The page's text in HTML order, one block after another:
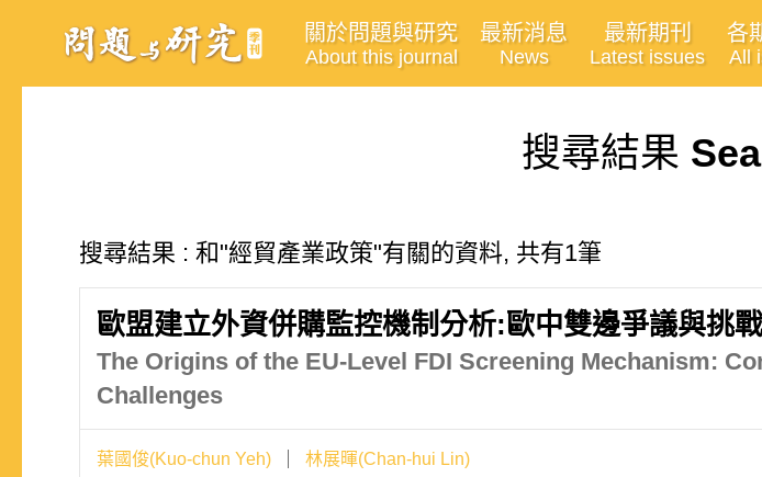
關於問題與研究
About this journal
最新消息
News
最新期刊
Latest issues
各
All
搜尋結果
搜尋結果 : 和"經貿產業政策"有關的資料, 共有1筆
歐盟建立外資併購監控機制分析:歐中雙邊爭議與挑戰
The Origins of the EU-Level FDI Screening Mechanism:
Challenges
葉國俊(Kuo-chun Yeh) 林展暉(Chan-hui Lin)